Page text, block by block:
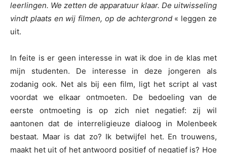
leerlingen. We zetten de apparatuur klaar. De uitwisseling
vindt plaats en wij filmen, op de achtergrond « leggen ze
uit.
In feite is er geen interesse in wat ik doe in de klas met
mijn studenten. De interesse in deze jongeren als
zodanig ook. Net als bij een film, ligt het script al vast
voordat we elkaar ontmoeten. De bedoeling van de
eerste ontmoeting is op zich niet negatief: zij wil
aantonen dat de interreligieuze dialoog in Molenbeek
bestaat. Maar is dat zo? Ik betwijfel het. En trouwens,
maakt het uit of het antwoord positief of negatief is? Hoe